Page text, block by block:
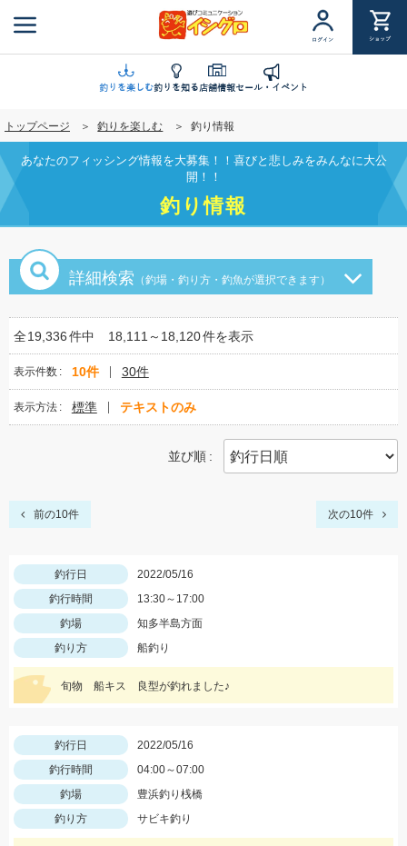
ン
に
移
動
ログイン ショップ
釣りを楽しむ釣りを知る店舗情報セール・イベント
トップページ 釣りを楽しむ 釣り情報
あなたのフィッシング情報を大募集！！喜びと悲しみをみんなに大公
開！！
釣り情報
詳細検索 （釣場・釣り方・釣魚が選択できます）
全19,336件中 18,111～18,120件を表示
表示件数 10件 30件
表示方法 標準 テキストのみ
並び順
前の10件 次の10件
釣行日
2022/05/16
釣行時間
13:30～17:00
釣場
知多半島方面
釣り方
船釣り
旬物 船キス 良型が釣れました♪
釣行日
2022/05/16
釣行時間
04:00～07:00
釣場
豊浜釣り桟橋
釣り方
サビキ釣り